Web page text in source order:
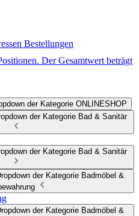
Bestellungen
Der Gesamtwert beträgt
der Kategorie ONLINESHOP
der Kategorie Bad & Sanitär
der Kategorie Bad & Sanitär
der Kategorie Badmöbel &
der Kategorie Badmöbel &